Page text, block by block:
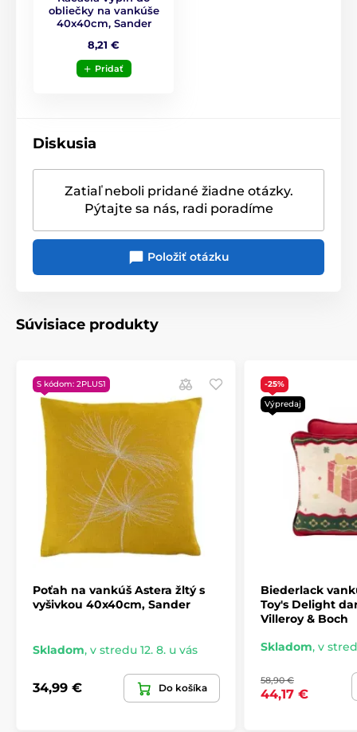
Vankúše TEXTIL V AKCII
Vianočné vankúše
obliečky na vankúše
40x40cm, Sander
8,21 €
Pridať
Diskusia
Zatiaľ neboli pridané žiadne otázky.
Pýtajte sa nás, radi poradíme
Položiť otázku
Súvisiace produkty
S kódom: 2PLUS1
Poťah na vankúš Astera žltý s
vyšivkou 40x40cm, Sander
Skladom, v stredu 12. 8. u vás
34,99 € Do košíka
-25%
Výpredaj
Biederlack
Toy's Delight
Villeroy & Boch
Skladom, v
58,90 €
44,17 €